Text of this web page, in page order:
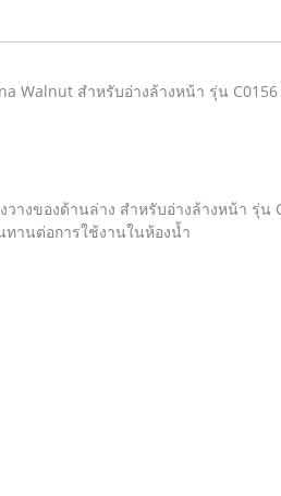
Walnut สำหรับอ่างล้างหน้า รุ่น C0156
างของด้านล่าง สำหรับอ่างล้างหน้า รุ่น
านต่อการใช้งานในห้องน้ำ